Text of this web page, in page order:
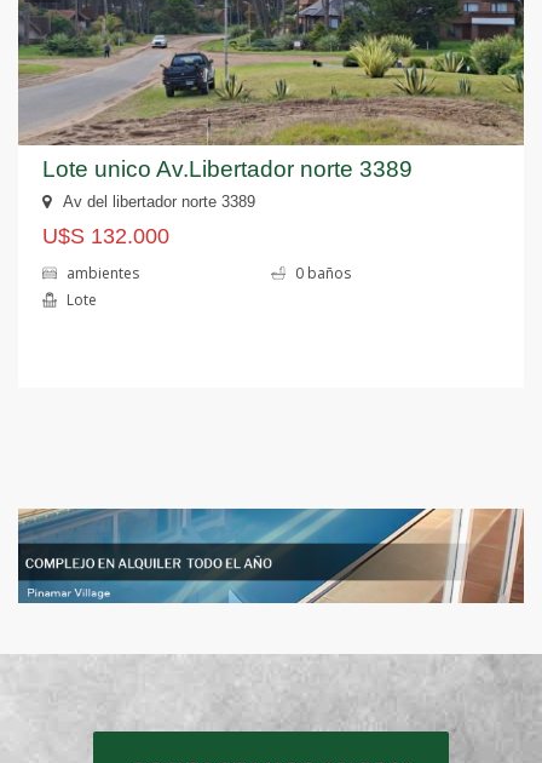
Lote unico Av.Libertador norte 3389
Av del libertador norte 3389
U$S 132.000
ambientes
0 baños
Lote